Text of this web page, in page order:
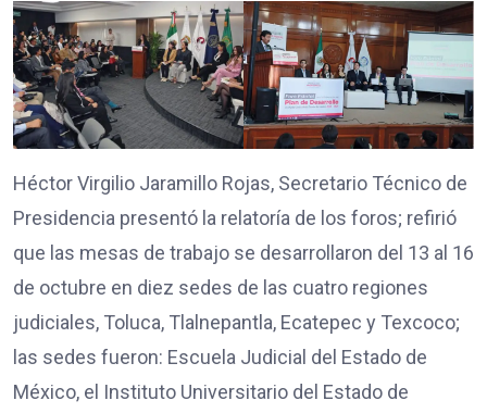
Héctor Virgilio Jaramillo Rojas, Secretario Técnico de
Presidencia presentó la relatoría de los foros; refirió
que las mesas de trabajo se desarrollaron del 13 al 16
de octubre en diez sedes de las cuatro regiones
judiciales, Toluca, Tlalnepantla, Ecatepec y Texcoco;
las sedes fueron: Escuela Judicial del Estado de
México, el Instituto Universitario del Estado de